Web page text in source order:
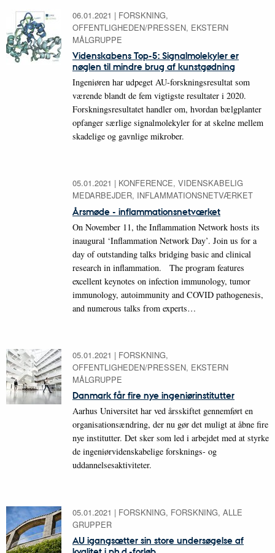
06.01.2021 | FORSKNING,
OFFENTLIGHEDEN/PRESSEN, EKSTERN
MÅLGRUPPE
Videnskabens Top-5: Signalmolekyler er
nøglen til mindre brug af kunstgødning
Ingeniøren har udpeget AU-forskningsresultat som
værende blandt de fem vigtigste resultater i 2020.
Forskningsresultatet handler om, hvordan bælgplanter
opfanger særlige signalmolekyler for at skelne mellem
skadelige og gavnlige mikrober.
05.01.2021 | KONFERENCE, VIDENSKABELIG
MEDARBEJDER, INFLAMMATIONSNETVÆRKET
Årsmøde - inflammationsnetværket
On November 11, the Inflammation Network hosts its
inaugural ‘Inflammation Network Day’. Join us for a
day of outstanding talks bridging basic and clinical
research in inflammation. The program features
excellent keynotes on infection immunology, tumor
immunology, autoimmunity and COVID pathogenesis,
and numerous talks from experts…
05.01.2021 | FORSKNING,
OFFENTLIGHEDEN/PRESSEN, EKSTERN
MÅLGRUPPE
Danmark får fire nye ingeniørinstitutter
Aarhus Universitet har ved årsskiftet gennemført en
organisationsændring, der nu gør det muligt at åbne fire
nye institutter. Det sker som led i arbejdet med at styrke
de ingeniørvidenskabelige forsknings- og
uddannelsesaktiviteter.
05.01.2021 | FORSKNING, FORSKNING, ALLE
GRUPPER
AU igangsætter sin store undersøgelse af